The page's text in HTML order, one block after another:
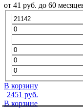
от 41 руб. до 60
В корзину
2451 руб.
В корзине